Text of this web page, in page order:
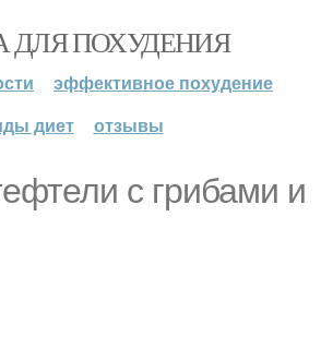
ДЛЯ ПОХУДЕНИЯ
эффективное похудение
диет
отзывы
с грибами и